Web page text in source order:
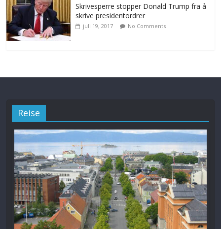
Skrivesperre stopper Donald Trump fra å
skrive presidentordrer
juli 19, 2017 No Comments
Reise